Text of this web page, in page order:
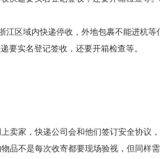
区域内快递停收，外地包裹不能进杭等
要实名登记签收，还要开箱检查等。
家，快递公司会和他们签订安全协议
品不是每次收寄都要现场验视，但同样需